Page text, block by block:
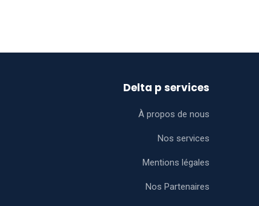
Delta p services
À propos de nous
Nos services
Mentions légales
Nos Partenaires